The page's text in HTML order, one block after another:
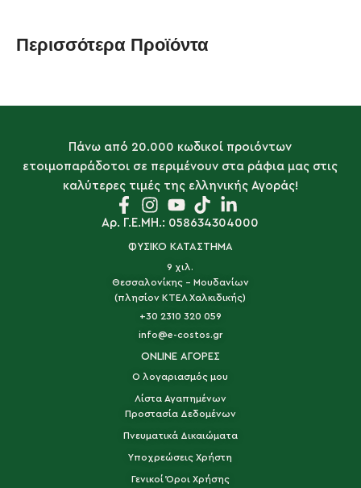
Περισσότερα Προϊόντα
Πάνω από 20.000 κωδικοί προιόντων
ετοιμοπαράδοτοι σε περιμένουν στα ράφια μας στις
καλύτερες τιμές της ελληνικής Αγοράς!
Αρ. Γ.Ε.ΜΗ.: 058634304000
ΦΥΣΙΚΟ ΚΑΤΑΣΤΗΜΑ
9 χιλ.
Θεσσαλονίκης - Μουδανίων
(πλησίον ΚΤΕΛ Χαλκιδικής)
+30 2310 320 059
info@e-costos.gr
ONLINE ΑΓΟΡΕΣ
Ο λογαριασμός μου
Λίστα Αγαπημένων
Προστασία Δεδομένων
Πνευματικά Δικαιώματα
Υποχρεώσεις Χρήστη
Γενικοί Όροι Χρήσης